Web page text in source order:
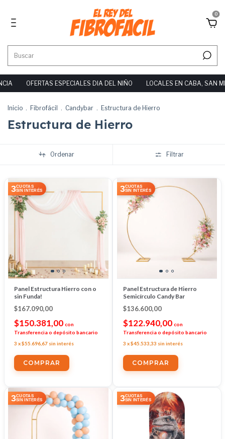
0
OFERTAS ESPECIALES DIA DEL NIÑO LOCALES EN CABA, SAN
Inicio . Fibrofácil . Candybar . Estructura de Hierro
Estructura de Hierro
Ordenar Filtrar
3CUOTAS
SIN INTERÉS
Panel Estructura Hierro con o
sin Funda!
$167.090,00
$150.381,00 con
Transferencia o depósito bancario
3 x$55.696,67 sin interés
COMPRAR
3CUOTAS
SIN INTERÉS
Panel Estructura de Hierro
Semicírculo Candy Bar
$136.600,00
$122.940,00 con
Transferencia o depósito bancario
3 x$45.533,33 sin interés
3CUOTAS
SIN INTERÉS
3CUOTAS
SIN INTERÉS